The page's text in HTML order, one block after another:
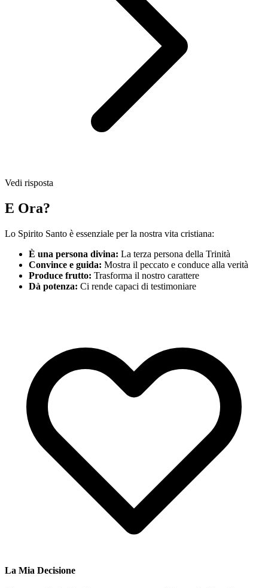
Vedi risposta
E Ora?
Lo Spirito Santo è essenziale per la nostra vita cristiana:
È una persona divina: La terza persona della Trinità
Convince e guida: Mostra il peccato e conduce alla verità
Produce frutto: Trasforma il nostro carattere
Dà potenza: Ci rende capaci di testimoniare
La Mia Decisione